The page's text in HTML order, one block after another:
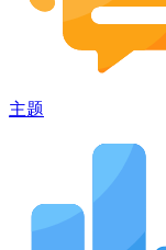
主题